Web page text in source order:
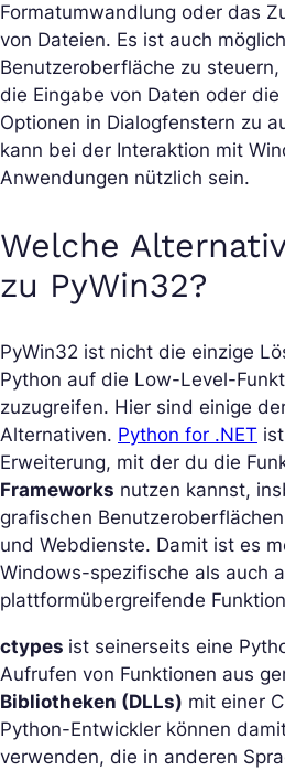
Formatumwandlung oder das
von Dateien. Es ist auch
Benutzeroberfläche zu
die Eingabe von Daten oder
Optionen in Dialogfenstern zu
kann bei der Interaktion mit
Anwendungen nützlich sein.
Welche
zu PyWin32?
PyWin32 ist nicht die einzige
Python auf die Low-Level-
zuzugreifen. Hier sind einige
Alternativen. Python for .NET
Erweiterung, mit der du die
Frameworks nutzen kannst,
grafischen
und Webdienste. Damit ist es
Windows-spezifische als auch
plattformübergreifende
ctypes ist seinerseits eine
Aufrufen von Funktionen aus
Bibliotheken (DLLs) mit einer
Python-Entwickler können
verwenden, die in anderen